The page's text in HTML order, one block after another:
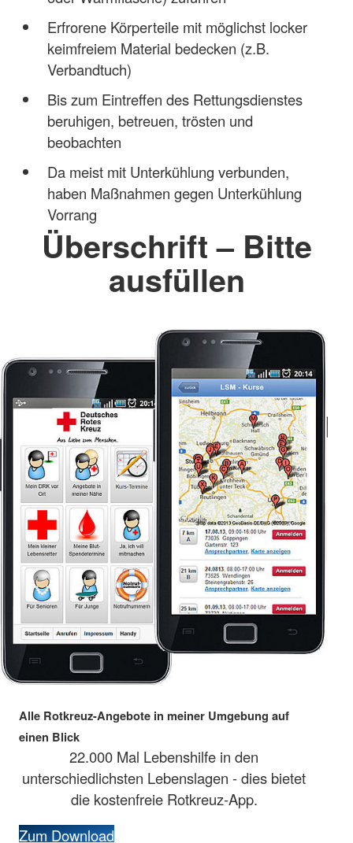
Erfrorene Körperteile mit möglichst locker
keimfreiem Material bedecken (z.B.
Verbandtuch)
Bis zum Eintreffen des Rettungsdienstes
beruhigen, betreuen, trösten und
beobachten
Da meist mit Unterkühlung verbunden,
haben Maßnahmen gegen Unterkühlung
Vorrang
Überschrift – Bitte
ausfüllen
Alle Rotkreuz-Angebote in meiner Umgebung auf
einen Blick
22.000 Mal Lebenshilfe in den
unterschiedlichsten Lebenslagen - dies bietet
die kostenfreie Rotkreuz-App.
Zum Download